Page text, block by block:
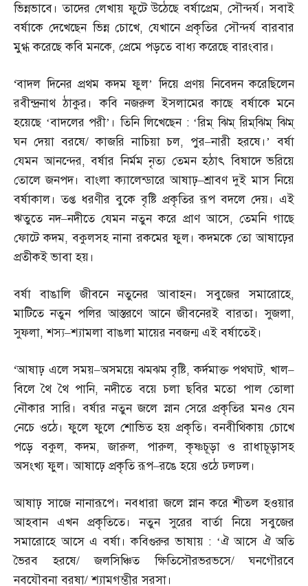
ভিন্নভাবে। তাদের লেখায় ফুটে উঠেছে বর্ষাপ্রেম,সৌন্দর্য। সবাই
বর্ষাকে দেখেছেন ভিন্ন চোখে,যেখানে প্রকৃতির সৌন্দর্য বারবার
মুগ্ধ করেছে কবি মনকে, প্রেমে পড়তে বাধ্য করেছে বারংবার।
‘বাদল দিনের প্রথম কদম ফুল’ দিয়ে প্রণয় নিবেদন করেছিলেন
রবীন্দ্রনাথ ঠাকুর। কবি নজরুল ইসলামের কাছে বর্ষাকে মনে
হয়েছে ‘বাদলের পরী’। তিনি লিখেছেন : ‘রিম্‌ ঝিম্‌ রিম্‌ঝিম্‌ ঝিম্‌
ঘন দেয়া বরষে/কাজরি নাচিয়া চল, পুর–নারী হরষে।’ বর্ষা
যেমন আনন্দের,বর্ষার নির্মম নৃত্য তেমন হঠাৎ বিষাদে ভরিয়ে
তোলে জনপদ। বাংলা ক্যালেন্ডারে আষাঢ়–শ্রাবণ দুই মাস নিয়ে
বর্ষাকাল। তপ্ত ধরণীর বুকে বৃষ্টি প্রকৃতির রূপ বদলে দেয়। এই
ঋতুতে নদ–নদীতে যেমন নতুন করে প্রাণ আসে, তেমনি গাছে
ফোটে কদম,বকুলসহ নানা রকমের ফুল। কদমকে তো আষাঢ়ের
প্রতীকই ভাবা হয়।
বর্ষা বাঙালি জীবনে নতুনের আবাহন। সবুজের সমারোহে,
মাটিতে নতুন পলির আস্তরণে আনে জীবনেরই বারতা। সুজলা,
সুফলা,শস্য–শ্যামলা বাঙলা মায়ের নবজন্ম এই বর্ষাতেই।
‘আষাঢ় এলে সময়–অসময়ে ঝমঝম বৃষ্টি,কর্দমাক্ত পথঘাট,খাল–
বিলে থৈ থৈ পানি,নদীতে বয়ে চলা ছবির মতো পাল তোলা
নৌকার সারি। বর্ষার নতুন জলে স্নান সেরে প্রকৃতির মনও যেন
নেচে ওঠে। ফুলে ফুলে শোভিত হয় প্রকৃতি। বনবীথিকায় চোখে
পড়ে বকুল,কদম,জারুল, পারুল,কৃষ্ণচূড়া ও রাধাচূড়াসহ
অসংখ্য ফুল। আষাঢ়ে প্রকৃতি রূপ–রঙে হয়ে ওঠে ঢলঢল।
আষাঢ় সাজে নানারূপে। নবধারা জলে স্নান করে শীতল হওয়ার
আহবান এখন প্রকৃতিতে। নতুন সুরের বার্তা নিয়ে সবুজের
সমারোহে আসে এ বর্ষা। কবিগুরুর ভাষায় : ‘ঐ আসে ঐ অতি
ভৈরব হরষে/জলসিঞ্চিত ক্ষিতিসৌরভরভসে/ঘনগৌরবে
নবযৌবনা বরষা/শ্যামগম্ভীর সরসা।